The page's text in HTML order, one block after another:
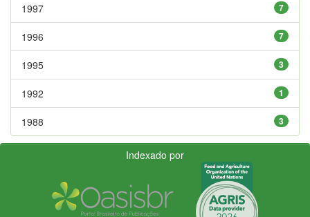
7
1997
7
1996
3
1995
1
1992
3
1988
Indexado por